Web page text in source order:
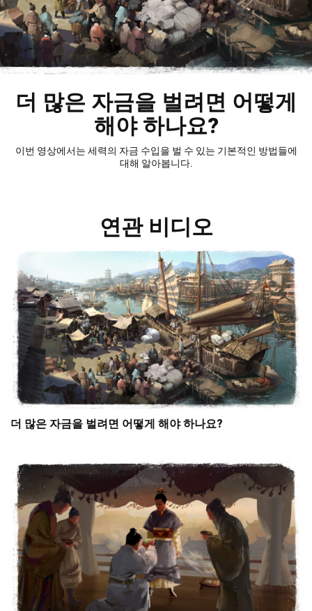
더 많은 자금을 벌려면 어떻게
해야 하나요?
이번 영상에서는 세력의 자금 수입을 벌 수 있는 기본적인 방법들에
대해 알아봅니다.
연관 비디오
더 많은 자금을 벌려면 어떻게 해야 하나요?